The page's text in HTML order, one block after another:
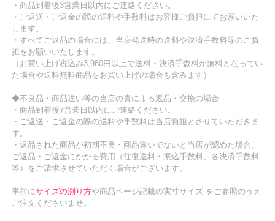
・商品到着後3営業日以内にご連絡ください。
・ご返送・ご返金の際の送料や手数料はお客様ご負担にてお願いいた
します。
・すべてご返品の場合には、当店発送時の送料や決済手数料等のご負
担をお願いいたします。
（お買い上げ税込み3,980円以上で送料・決済手数料が無料となってい
た場合や送料無料商品をお買い上げの場合も含みます）
◆不良品・商品違い等の当店の責による返品・交換の場合
・商品到着後7営業日以内にご連絡ください。
・ご返送・ご返金の際の送料や手数料は当店負担とさせていただきま
す。
・返品された商品が初期不良・商品違いでないと当店が認めた場合、
ご返品・ご返金にかかる費用（往復送料・振込手数料、各決済手数料
等）をご請求させていただく場合がございます。
事前にサイズの測り方や商品ページ記載の実寸サイズ をご参照のうえ
ご注文くださいませ。